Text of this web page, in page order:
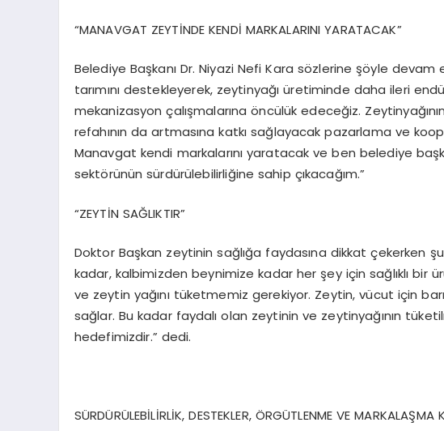
“MANAVGAT ZEYTİNDE KENDİ MARKALARINI YARATACAK”
Belediye Başkanı Dr. Niyazi Nefi Kara sözlerine şöyle
tarımını destekleyerek, zeytinyağı üretiminde daha ileri
mekanizasyon çalışmalarına öncülük edeceğiz.
refahının da artmasına katkı sağlayacak pazarlama ve
Manavgat kendi markalarını yaratacak ve ben belediye
sektörünün sürdürülebilirliğine sahip çıkacağım.”
“ZEYTİN SAĞLIKTIR”
Doktor Başkan zeytinin sağlığa faydasına dikkat çekerken
kadar, kalbimizden beynimize kadar her şey için sağlıklı bir
ve zeytin yağını tüketmemiz gerekiyor. Zeytin, vücut için
sağlar. Bu kadar faydalı olan zeytinin ve zeytinyağının
hedefimizdir.” dedi.
SÜRDÜRÜLEBİLİRLİK, DESTEKLER, ÖRGÜTLENME VE MARKALAŞMA